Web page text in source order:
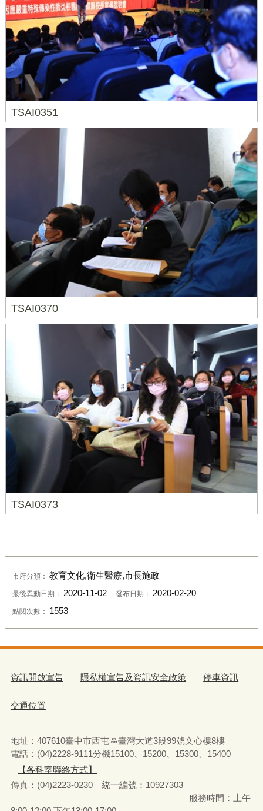
TSAI0351
TSAI0370
TSAI0373
市府分類： 教育文化,衛生醫療,市長施政
最後異動日期： 2020-11-02 發布日期： 2020-02-20
點閱次數： 1553
資訊開放宣告 隱私權宣告及資訊安全政策 停車資訊
交通位置
地址：407610臺中市西屯區臺灣大道3段99號文心樓8樓
電話：(04)2228-9111分機15100、15200、15300、15400
【各科室聯絡方式】
傳真：(04)2223-0230 統一編號： 10927303
服務時間：上午